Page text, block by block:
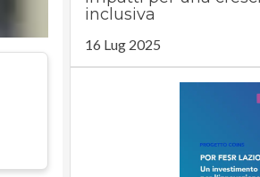
inclusiva
16 Lug 2025